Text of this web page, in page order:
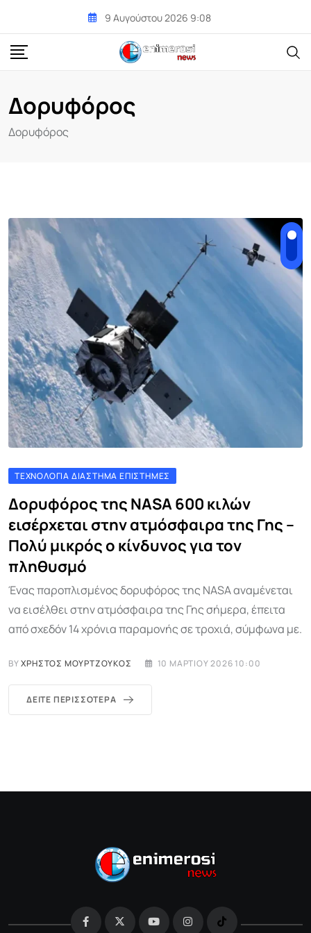
content
9 Αυγούστου 2026 9:08
Δορυφόρος
Δορυφόρος
ΤΕΧΝΟΛΟΓΊΑ ΔΙΆΣΤΗΜΑ ΕΠΙΣΤΉΜΕΣ
Δορυφόρος της NASA 600 κιλών
εισέρχεται στην ατμόσφαιρα της Γης –
Πολύ μικρός ο κίνδυνος για τον
πληθυσμό
Ένας παροπλισμένος δορυφόρος της NASA αναμένεται
να εισέλθει στην ατμόσφαιρα της Γης σήμερα, έπειτα
από σχεδόν 14 χρόνια παραμονής σε τροχιά, σύμφωνα με.
BYΧΡΉΣΤΟΣ ΜΟΥΡΤΖΟΎΚΟΣ 10 ΜΑΡΤΊΟΥ 2026 10:00
ΔΕΊΤΕ ΠΕΡΙΣΣΌΤΕΡΑ